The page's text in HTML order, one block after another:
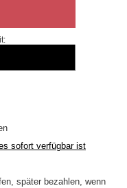
sofort verfügbar ist
später bezahlen, wenn